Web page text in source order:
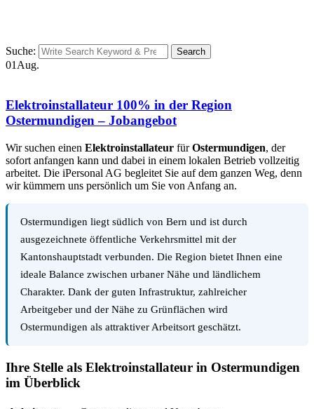
Suche: Search
01Aug.
Elektroinstallateur 100% in der Region
Ostermundigen – Jobangebot
Wir suchen einen Elektroinstallateur fürOstermundigen, der
sofort anfangen kann und dabei in einem lokalen Betrieb vollzeitig
arbeitet. Die iPersonal AG begleitet Sie auf dem ganzen Weg, denn
wir kümmern uns persönlich um Sie von Anfang an.
Ostermundigen liegt südlich von Bern und ist durch
ausgezeichnete öffentliche Verkehrsmittel mit der
Kantonshauptstadt verbunden. Die Region bietet Ihnen eine
ideale Balance zwischen urbaner Nähe und ländlichem
Charakter. Dank der guten Infrastruktur, zahlreicher
Arbeitgeber und der Nähe zu Grünflächen wird
Ostermundigen als attraktiver Arbeitsort geschätzt.
Ihre Stelle als Elektroinstallateur in Ostermundigen
im Überblick